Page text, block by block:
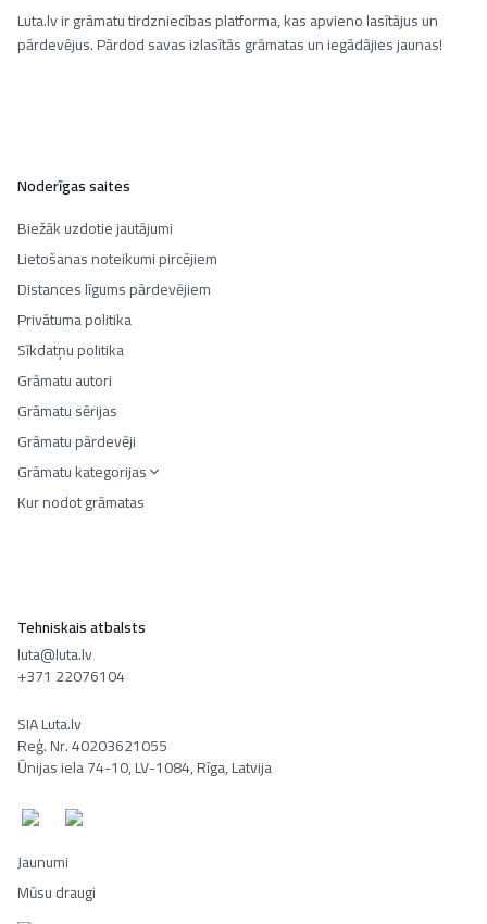
Luta.lv ir grāmatu tirdzniecības platforma, kas apvieno lasītājus un
pārdevējus. Pārdod savas izlasītās grāmatas un iegādājies jaunas!
Noderīgas saites
Biežāk uzdotie jautājumi
Lietošanas noteikumi pircējiem
Distances līgums pārdevējiem
Privātuma politika
Sīkdatņu politika
Grāmatu autori
Grāmatu sērijas
Grāmatu pārdevēji
Grāmatu kategorijas
Kur nodot grāmatas
Tehniskais atbalsts
luta@luta.lv
+371 22076104
SIA Luta.lv
Reģ. Nr. 40203621055
Ūnijas iela 74-10, LV-1084, Rīga, Latvija
Jaunumi
Mūsu draugi